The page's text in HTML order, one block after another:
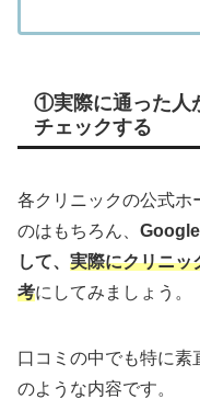
①実際に通った人
チェックする
各クリニックの公式ホ
のはもちろん、
して、 実際にクリニッ
考にしてみましょう。
口コミの中でも特に
のような内容です。